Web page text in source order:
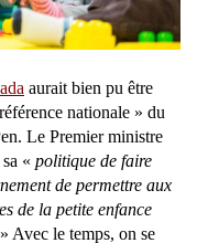
aurait bien pu être
nationale » du
Le Premier ministre
sa « politique de faire
de permettre aux
de la petite enfance
» Avec le temps, on se